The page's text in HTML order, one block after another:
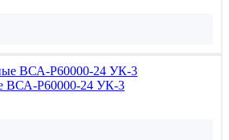
ВСА-Р60000-24 УК-3